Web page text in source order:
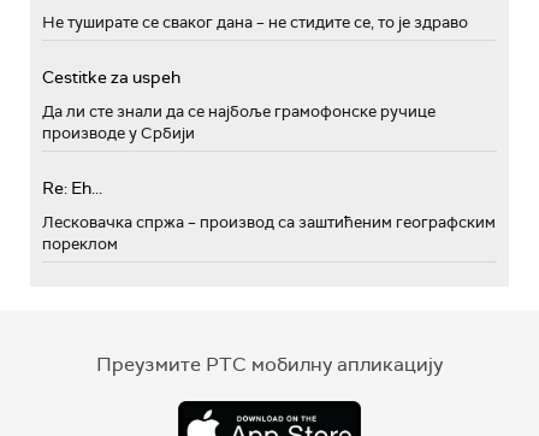
Не туширате се сваког дана – не стидите се, то је здраво
Cestitke za uspeh
Да ли сте знали да се најбоље грамофонске ручице
производе у Србији
Re: Eh...
Лесковачка спржа – производ са заштићеним географским
пореклом
Преузмите РТС мобилну апликацију